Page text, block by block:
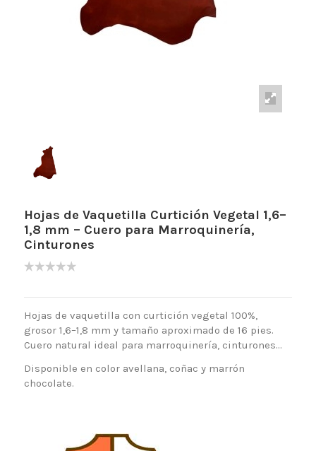
Hojas de Vaquetilla Curtición Vegetal 1,6–
1,8 mm – Cuero para Marroquinería,
Cinturones
Hojas de vaquetilla con curtición vegetal 100%,
grosor 1,6–1,8 mm y tamaño aproximado de 16 pies.
Cuero natural ideal para marroquinería, cinturones...
Disponible en color avellana, coñac y marrón
chocolate.